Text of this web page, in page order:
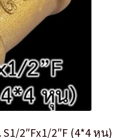
2″Fx1/2″F (4*4 หุน)